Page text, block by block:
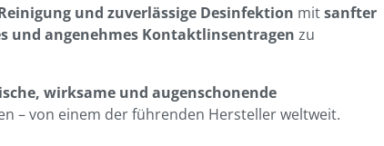
und zuverlässige Desinfektion mitsanfter
und angenehmes Kontaktlinsentragen zu
wirksame und augenschonende
– von einem der führenden Hersteller weltweit.